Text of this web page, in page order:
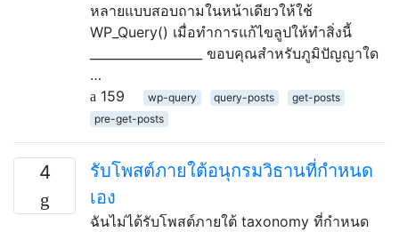
หลายแบบสอบถามในหน้าเดียวให้ใช้
WP_Query() เมื่อทำการแก้ไขลูปให้ทำสิ่งนี้
__________________ ขอบคุณสำหรับภูมิปัญญาใด
…
159
wp-query query-posts
get-posts
pre-get-posts
4
รับโพสต์ภายใต้อนุกรมวิธานที่กำหนด
เอง
ฉันไม่ได้รับโพสต์ภายใต้ taxonomy ที่กำหนด